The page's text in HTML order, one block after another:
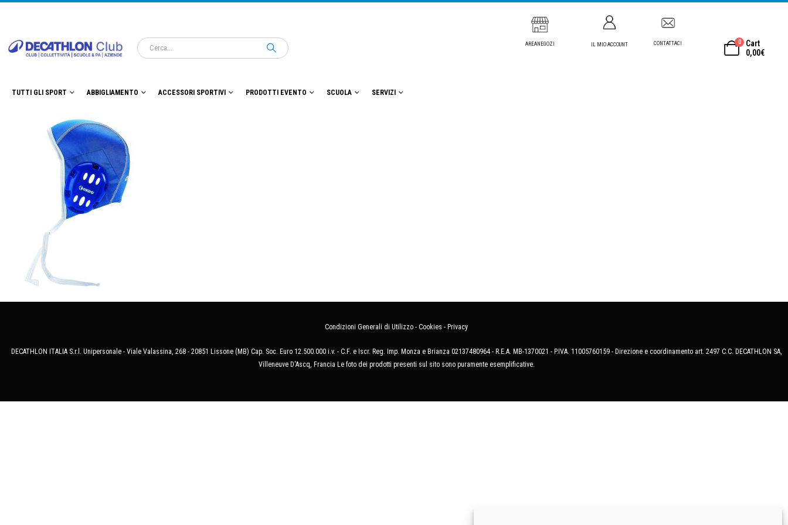
AREANEGOZI IL MIO ACCOUNT CONTATTACI 0
Cart
0,00€
TUTTI GLI SPORT ABBIGLIAMENTO ACCESSORI SPORTIVI PRODOTTI EVENTO SCUOLA SERVIZI
Condizioni Generali di Utilizzo - Cookies - Privacy
DECATHLON ITALIA S.r.l. Unipersonale - Viale Valassina, 268 - 20851 Lissone (MB) Cap. Soc. Euro 12.500.000 i.v. - C.F. e Iscr. Reg. Imp. Monza e Brianza 02137480964 - R.E.A. MB-1370021 - P.IVA. 11005760159 - Direzione e coordinamento art. 2497 C.C. DECATHLON SA,
Villeneuve D'Ascq, Francia Le foto dei prodotti presenti sul sito sono puramente esemplificative.